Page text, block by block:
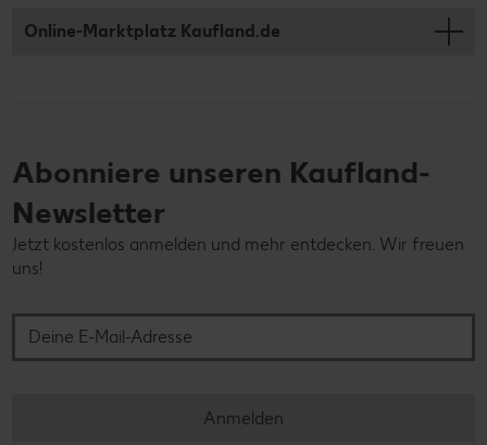
Online-Marktplatz Kaufland.de
Abonniere unseren Kaufland-
Newsletter
Jetzt kostenlos anmelden und mehr entdecken. Wir freuen
uns!
Anmelden